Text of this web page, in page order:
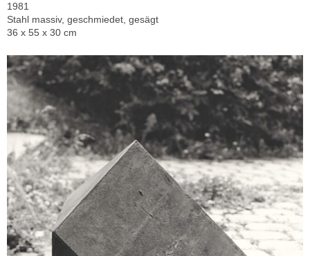
1981
Stahl massiv, geschmiedet, gesägt
36 x 55 x 30 cm